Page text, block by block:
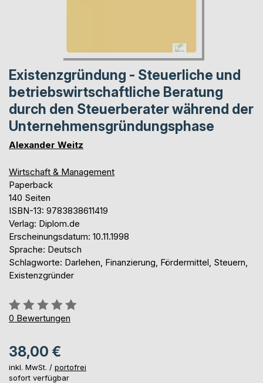
Existenzgründung - Steuerliche und
betriebswirtschaftliche Beratung
durch den Steuerberater während der
Unternehmensgründungsphase
Alexander Weitz
Wirtschaft & Management
Paperback
140 Seiten
ISBN-13: 9783838611419
Verlag: Diplom.de
Erscheinungsdatum: 10.11.1998
Sprache: Deutsch
Schlagworte: Darlehen, Finanzierung, Fördermittel, Steuern,
Existenzgründer
Bewertung::
0%
0 Bewertungen
38,00 €
inkl. MwSt. / portofrei
sofort verfügbar